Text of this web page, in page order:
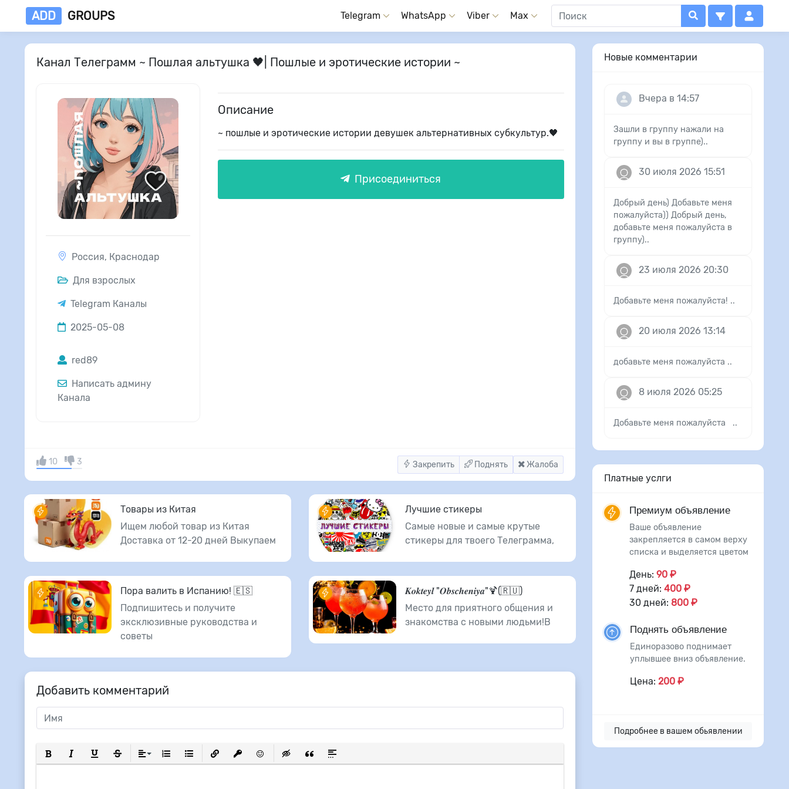
ADD GROUPS Telegram WhatsApp Viber Max
Канал Телеграмм ~ Пошлая альтушка 🖤| Пошлые и эротические истории ~
Россия, Краснодар
Для взрослых
Telegram Каналы
2025-05-08
red89
Написать админу
Канала
Описание
~ пошлые и эротические истории девушек альтернативных субкультур.🖤
Присоединиться
Закрепить Поднять Жалоба
10 3
Товары из Китая
Ищем любой товар из Китая
Доставка от 12-20 дней Выкупаем
Лучшие стикеры
Самые новые и самые крутые
стикеры для твоего Телеграмма,
Пора валить в Испанию! 🇪🇸
Подпишитесь и получите
эксклюзивные руководства и
советы
𝑲𝒐𝒌𝒕𝒆𝒚𝒍 "𝑶𝒃𝒔𝒄𝒉𝒆𝒏𝒊𝒚𝒂"🍹(🇷🇺)
Место для приятного общения и
знакомства с новыми людьми!В
Добавить комментарий
Полужирный
КурсивПодчеркнутый
ЗачеркнутыйВыравнивание
Нумерованный список
Маркированный список
Вставить ссылку
Вставить защищенную ссылку
Вставить смайлик
Вставка скрытого текста
Вставка цитаты
Вставка спойлера
Новые комментарии
Вчера в 14:57
Зашли в группу нажали на
группу и вы в группе)..
30 июля 2026 15:51
Добрый день) Добавьте меня
пожалуйста)) Добрый день,
добавьте меня пожалуйста в
группу)..
23 июля 2026 20:30
Добавьте меня пожалуйста! ..
20 июля 2026 13:14
добавьте меня пожалуйста ..
8 июля 2026 05:25
Добавьте меня пожалуйста ..
Платные услги
Премиум объявление
Ваше объявление
закрепляется в самом верху
списка и выделяется цветом
День: 90 ₽
7 дней: 400 ₽
30 дней: 800 ₽
Поднять объявление
Единоразово поднимает
уплывшее вниз объявление.
Цена: 200 ₽
Подробнее в вашем обьявлении